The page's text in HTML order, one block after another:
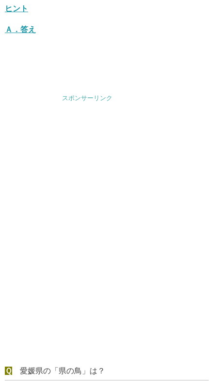
ヒント
Ａ． 答え
スポンサーリンク
Ｑ 愛媛県の「県の鳥」は？